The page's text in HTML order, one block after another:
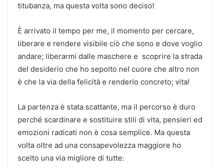
titubanza, ma questa volta sono deciso!
È arrivato il tempo per me, il momento per cercare,
liberare e rendere visibile ciò che sono e dove voglio
andare; liberarmi dalle maschere e scoprire la strada
del desiderio che ho sepolto nel cuore che altro non
è che la via della felicità e renderlo concreto; vita!
La partenza è stata scattante, ma il percorso è duro
perché scardinare e sostituire stili di vita, pensieri ed
emozioni radicati non è cosa semplice. Ma questa
volta oltre ad una consapevolezza maggiore ho
scelto una via migliore di tutte: